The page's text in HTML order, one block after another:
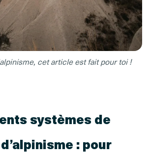
cet article est fait pour toi !
systèmes de
: pour